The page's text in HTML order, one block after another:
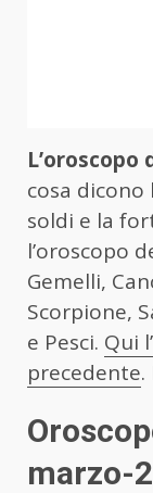
L’oroscopo
cosa dicono
soldi e la
l’oroscopo
Gemelli,
Scorpione,
e Pesci. Qui
precedente.
marzo-